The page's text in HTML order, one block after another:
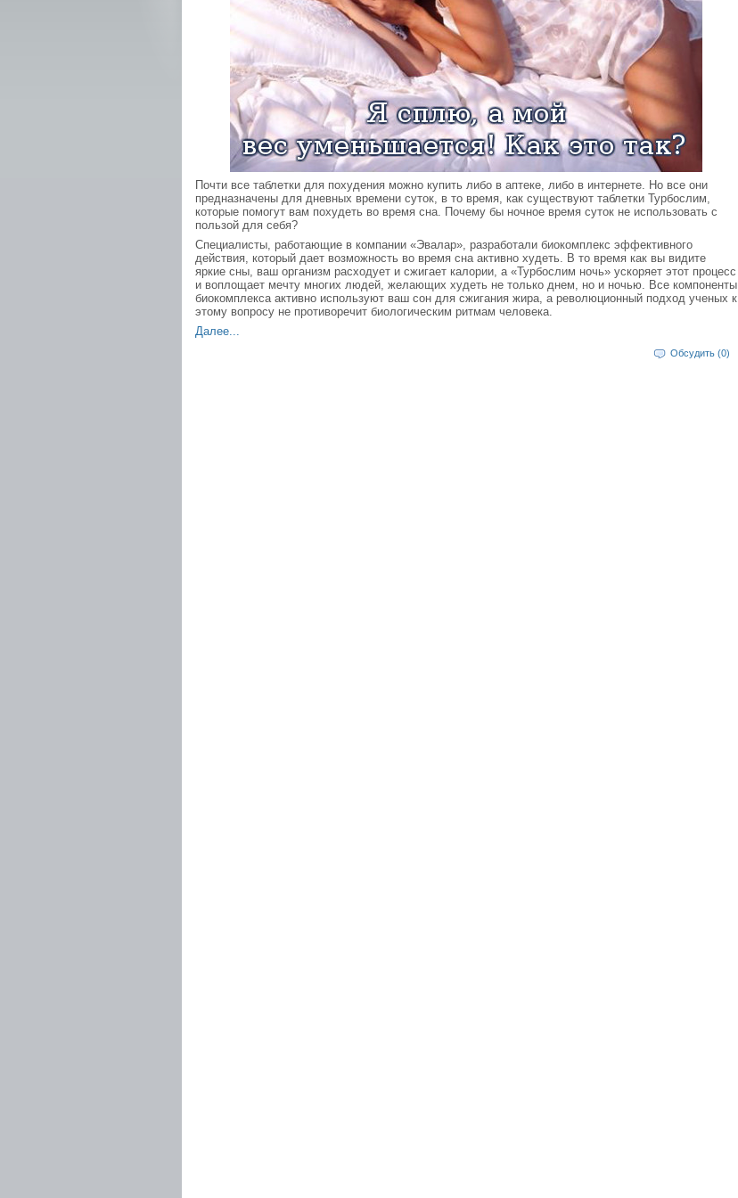
Почти все таблетки для похудения можно купить либо в аптеке, либо в интернете. Но все они
предназначены для дневных времени суток, в то время, как существуют таблетки Турбослим,
которые помогут вам похудеть во время сна. Почему бы ночное время суток не использовать с
пользой для себя?
Специалисты, работающие в компании «Эвалар», разработали биокомплекс эффективного
действия, который дает возможность во время сна активно худеть. В то время как вы видите
яркие сны, ваш организм расходует и сжигает калории, а «Турбослим ночь» ускоряет этот процесс
и воплощает мечту многих людей, желающих худеть не только днем, но и ночью. Все компоненты
биокомплекса активно используют ваш сон для сжигания жира, а революционный подход ученых к
этому вопросу не противоречит биологическим ритмам человека.
Далее...
Обсудить (0)